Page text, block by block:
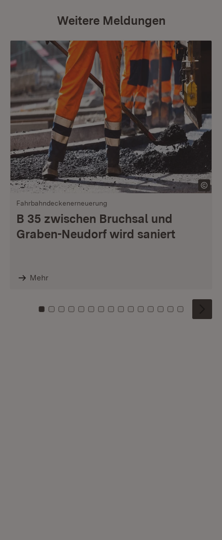
Weitere Meldungen
Fahrbahndeckenerneuerung
B 35 zwischen Bruchsal und
Graben-Neudorf wird saniert
Mehr
Zu Kachel: 0
Zu Kachel: 1
Zu Kachel: 2
Zu Kachel: 3
Zu Kachel: 4
Zu Kachel: 5
Zu Kachel: 6
Zu Kachel: 7
Zu Kachel: 8
Zu Kachel: 9
Zu Kachel: 10
Zu Kachel: 11
Zu Kachel: 12
Zu Kachel:
Zu